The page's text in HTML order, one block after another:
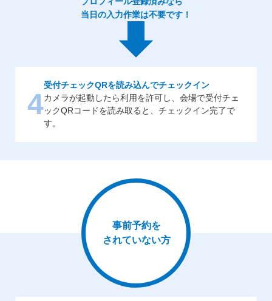
当日の入力作業は不要です！
4
受付チェックQRを読み込んでチェックイン
カメラが起動したら利用を許可し、会場で受付チェ
ックQRコードを読み取ると、チェックイン完了で
す。
事前予約を
されていない方